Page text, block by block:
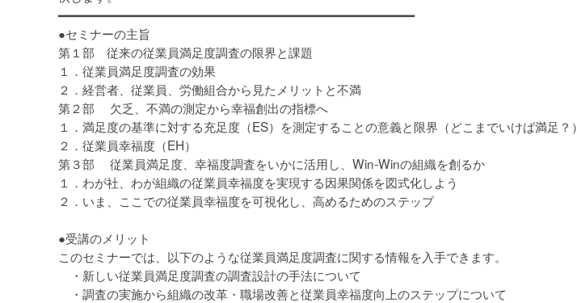
━━━━━━━━━━━━━━━━━━━━━━━━━━━━━━━━━━━━━━━━━━━━━━━━━
●セミナーの主旨
第１部 従来の従業員満足度調査の限界と課題
１．従業員満足度調査の効果
２．経営者、従業員、労働組合から見たメリットと不満
第２部 欠乏、不満の測定から幸福創出の指標へ
１．満足度の基準に対する充足度（ES）を測定することの意義と限界（どこまでいけば満足？）
２．従業員幸福度（EH）
第３部 従業員満足度、幸福度調査をいかに活用し、Win-Winの組織を創るか
１．わが社、わが組織の従業員幸福度を実現する因果関係を図式化しよう
２．いま、ここでの従業員幸福度を可視化し、高めるためのステップ
●受講のメリット
このセミナーでは、以下のような従業員満足度調査に関する情報を入手できます。
・新しい従業員満足度調査の調査設計の手法について
・調査の実施から組織の改革・職場改善と従業員幸福度向上のステップについて